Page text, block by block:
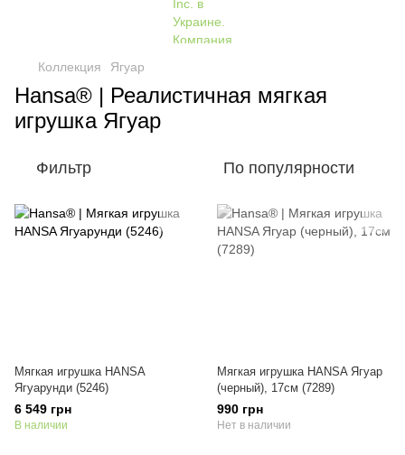
Коллекция Ягуар
Hansa® | Реалистичная мягкая
игрушка Ягуар
Фильтр По популярности
Мягкая игрушка HANSA
Ягуарунди (5246)
6 549 грн
В наличии
Мягкая игрушка HANSA Ягуар
(черный), 17см (7289)
990 грн
Нет в наличии